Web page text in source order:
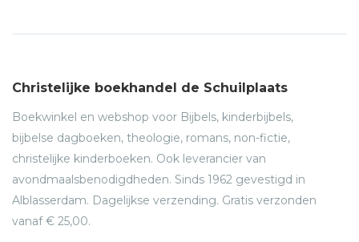
Christelijke boekhandel de Schuilplaats
Boekwinkel en webshop voor Bijbels, kinderbijbels,
bijbelse dagboeken, theologie, romans, non-fictie,
christelijke kinderboeken. Ook leverancier van
avondmaalsbenodigdheden. Sinds 1962 gevestigd in
Alblasserdam. Dagelijkse verzending. Gratis verzonden
vanaf € 25,00.